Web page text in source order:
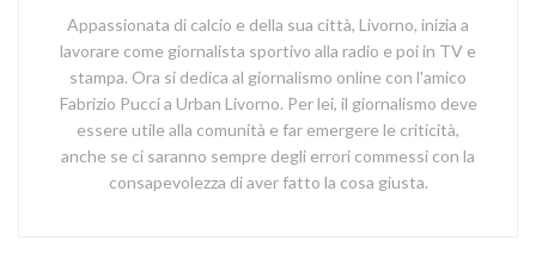
Appassionata di calcio e della sua città, Livorno, inizia a
lavorare come giornalista sportivo alla radio e poi in TV e
stampa. Ora si dedica al giornalismo online con l'amico
Fabrizio Pucci a Urban Livorno. Per lei, il giornalismo deve
essere utile alla comunità e far emergere le criticità,
anche se ci saranno sempre degli errori commessi con la
consapevolezza di aver fatto la cosa giusta.